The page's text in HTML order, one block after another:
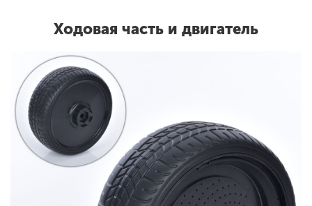
Ходовая часть и двигатель